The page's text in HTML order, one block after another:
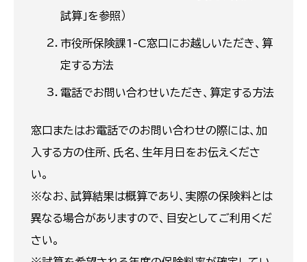
試算」を参照）
市役所保険課1-C窓口にお越しいただき、算
定する方法
電話でお問い合わせいただき、算定する方法
窓口またはお電話でのお問い合わせの際には、加
入する方の住所、氏名、生年月日をお伝えくださ
い。
※なお、試算結果は概算であり、実際の保険料とは
異なる場合がありますので、目安としてご利用くだ
さい。